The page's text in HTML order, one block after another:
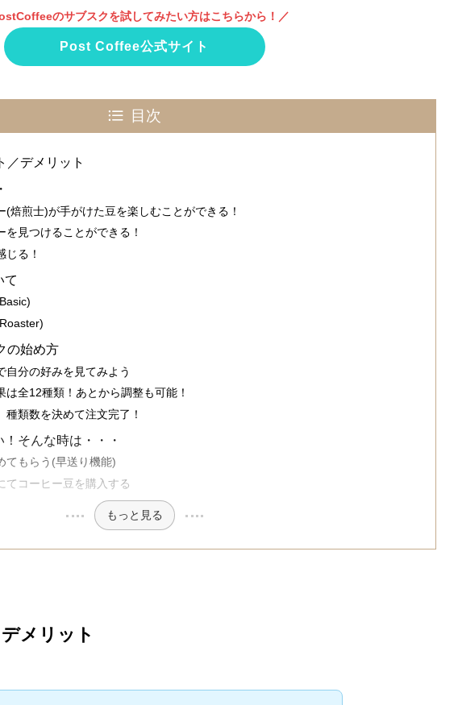
のサブスクを試してみたい方はこちらから！／
Post Coffee公式サイト
目次
／デメリット
(焙煎士)が手がけた豆を楽しむことができる！
を見つけることができる！
じる！
て
の始め方
自分の好みを見てみよう
は全12種類！あとから調整も可能！
種類数を決めて注文完了！
そんな時は・・・
てもらう(早送り機能)
てコーヒー豆を購入する
もっと見る
メリット